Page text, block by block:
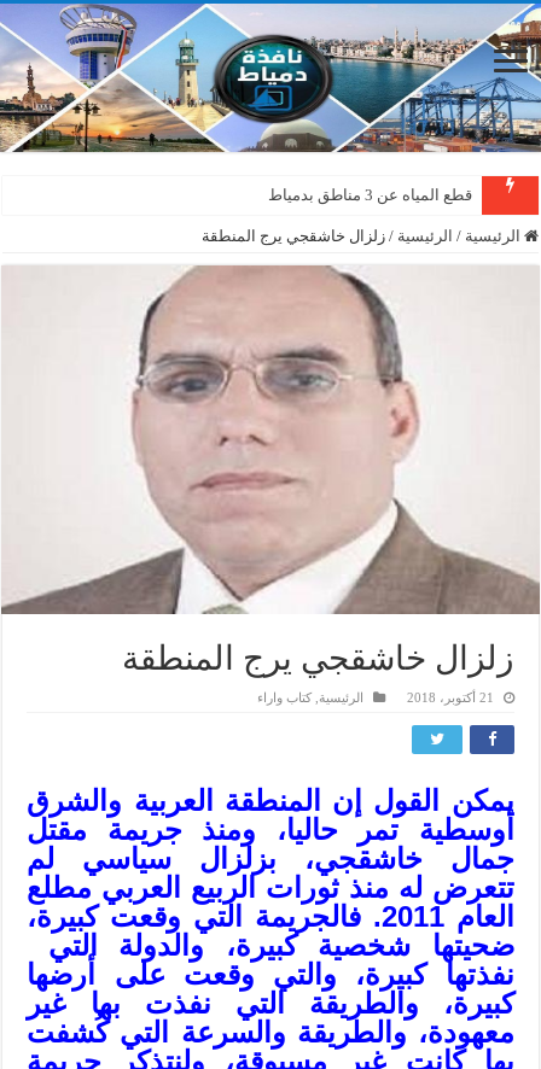
قطع المياه عن 3 مناطق بدمياط
دمياط : سقوط شجرة على الأسلاك الكهربائية بمنطقة المطرى
الرئيسية / الرئيسية / زلزال خاشقجي يرج المنطقة
زلزال خاشقجي يرج المنطقة
21 أكتوبر، 2018 الرئيسية ,كتاب واراء
يمكن القول إن المنطقة العربية والشرق
أوسطية تمر حاليا، ومنذ جريمة مقتل
جمال خاشقجي، بزلزال سياسي لم
تتعرض له منذ ثورات الربيع العربي مطلع
العام 2011. فالجريمة التي وقعت كبيرة،
ضحيتها شخصية كبيرة، والدولة التي
نفذتها كبيرة، والتي وقعت على أرضها
كبيرة، والطريقة التي نفذت بها غير
معهودة، والطريقة والسرعة التي كُشفت
بها كانت غير مسبوقة، ولنتذكر جريمة